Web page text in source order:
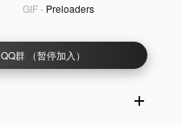
GIF - Preloaders
群 （暂停加入）